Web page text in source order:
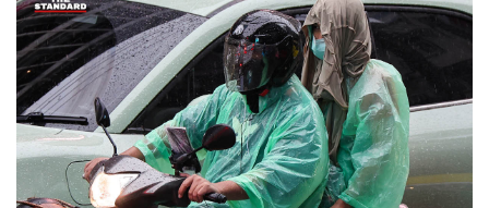
วันที่ 2-3 ตุลาคม 2567
ภาคเหนือ: จังหวัดแม่ฮ่องสอน เชียงใหม่ เชียงราย ลำพูน
ลำปาง แพร่ อุตรดิตถ์ สุโขทัย ตาก กำแพงเพชร พิจิตร
พิษณุโลก และเพชรบูรณ์
ภาคตะวันออกเฉียงเหนือ: จังหวัดชัยภูมิ นครราชสีมา บุรีรัมย์
และสุรินทร์